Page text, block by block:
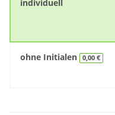
ohne Initialen 0,00 €